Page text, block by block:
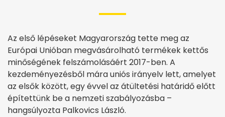
Az első lépéseket Magyarország tette meg az
Európai Unióban megvásárolható termékek kettős
minőségének felszámolásáért 2017-ben. A
kezdeményezésből mára uniós irányelv lett, amelyet
az elsők között, egy évvel az átültetési határidő előtt
építettünk be a nemzeti szabályozásba –
hangsúlyozta Palkovics László.